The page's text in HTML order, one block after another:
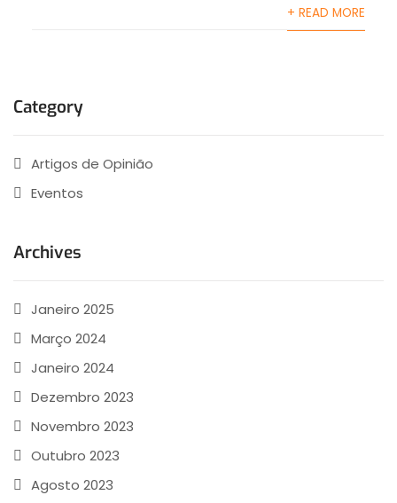
+ READ MORE
Category
Artigos de Opinião
Eventos
Archives
Janeiro 2025
Março 2024
Janeiro 2024
Dezembro 2023
Novembro 2023
Outubro 2023
Agosto 2023